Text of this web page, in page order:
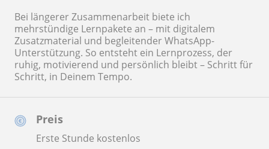
Preis
Erste Stunde kostenlos
Bei längerer Zusammenarbeit biete ich
mehrstündige Lernpakete an – mit digitalem
Zusatzmaterial und begleitender WhatsApp-
Unterstützung. So entsteht ein Lernprozess, der
ruhig, motivierend und persönlich bleibt – Schritt für
Schritt, in Deinem Tempo.